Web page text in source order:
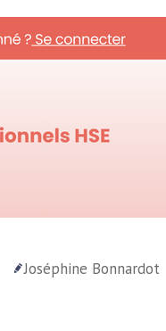
Joséphine Bonnardot